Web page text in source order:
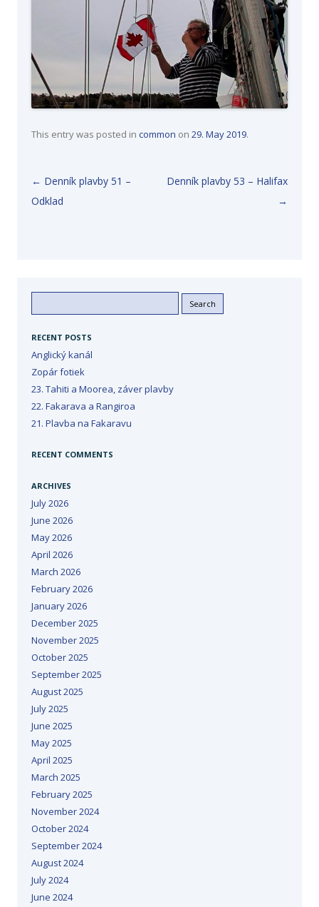
This entry was posted in common on 29. May 2019.
Post navigation
← Denník plavby 51 –
Odklad
Denník plavby 53 – Halifax
→
for:
RECENT POSTS
Anglický kanál
Zopár fotiek
23. Tahiti a Moorea, záver plavby
22. Fakarava a Rangiroa
21. Plavba na Fakaravu
RECENT COMMENTS
ARCHIVES
July 2026
June 2026
May 2026
April 2026
March 2026
February 2026
January 2026
December 2025
November 2025
October 2025
September 2025
August 2025
July 2025
June 2025
May 2025
April 2025
March 2025
February 2025
November 2024
October 2024
September 2024
August 2024
July 2024
June 2024